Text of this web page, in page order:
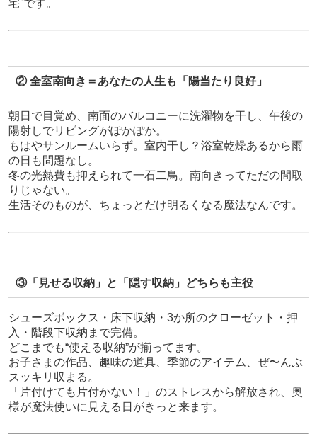
宅”です。
② 全室南向き＝あなたの人生も「陽当たり良好」
朝日で目覚め、南面のバルコニーに洗濯物を干し、午後の
陽射しでリビングがぽかぽか。
もはやサンルームいらず。室内干し？浴室乾燥あるから雨
の日も問題なし。
冬の光熱費も抑えられて一石二鳥。南向きってただの間取
りじゃない。
生活そのものが、ちょっとだけ明るくなる魔法なんです。
③「見せる収納」と「隠す収納」どちらも主役
シューズボックス・床下収納・3か所のクローゼット・押
入・階段下収納まで完備。
どこまでも“使える収納”が揃ってます。
お子さまの作品、趣味の道具、季節のアイテム、ぜ〜んぶ
スッキリ収まる。
「片付けても片付かない！」のストレスから解放され、奥
様が魔法使いに見える日がきっと来ます。